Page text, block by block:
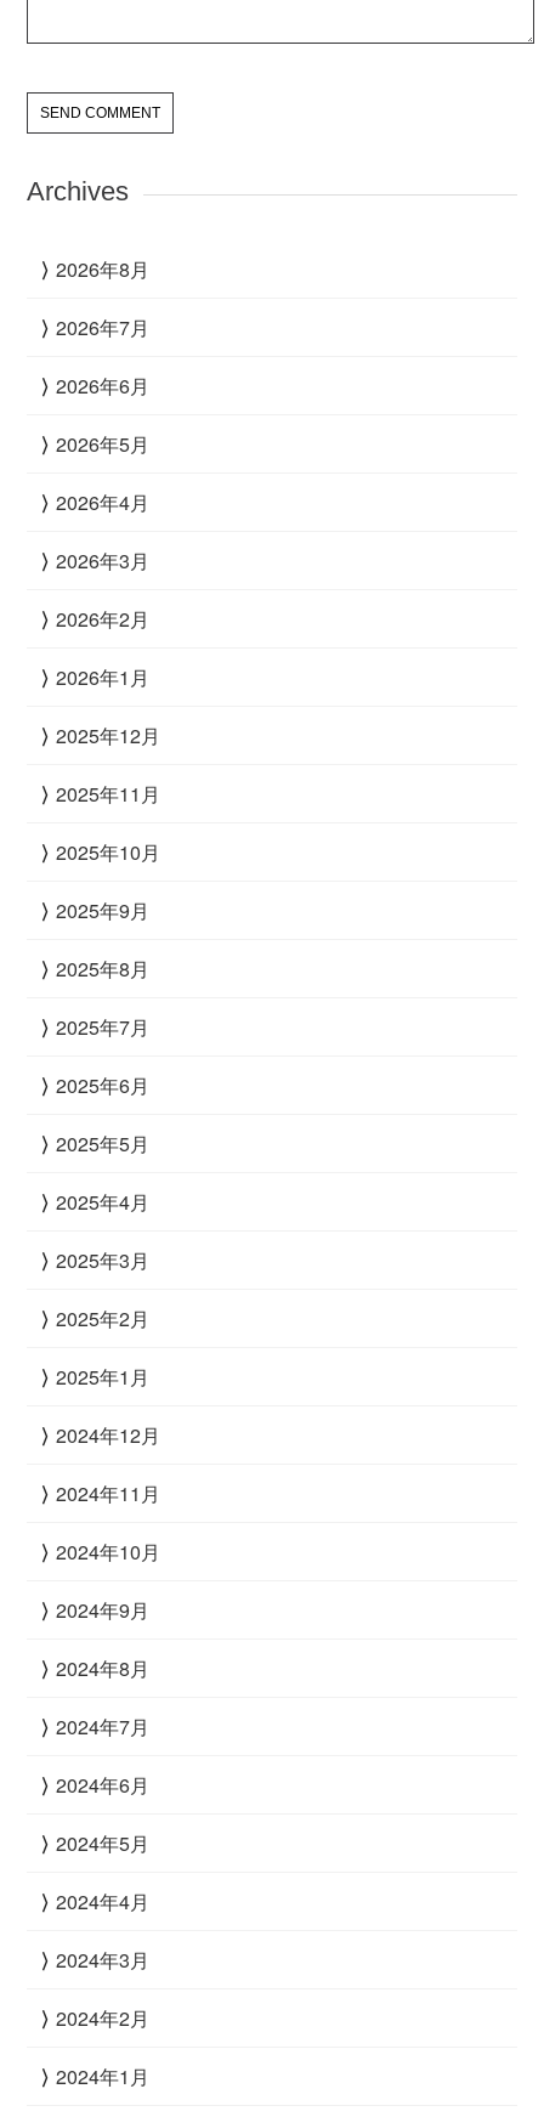
Archives
2026年8月
2026年7月
2026年6月
2026年5月
2026年4月
2026年3月
2026年2月
2026年1月
2025年12月
2025年11月
2025年10月
2025年9月
2025年8月
2025年7月
2025年6月
2025年5月
2025年4月
2025年3月
2025年2月
2025年1月
2024年12月
2024年11月
2024年10月
2024年9月
2024年8月
2024年7月
2024年6月
2024年5月
2024年4月
2024年3月
2024年2月
2024年1月